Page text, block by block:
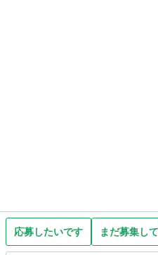
応募したいです まだ募集し